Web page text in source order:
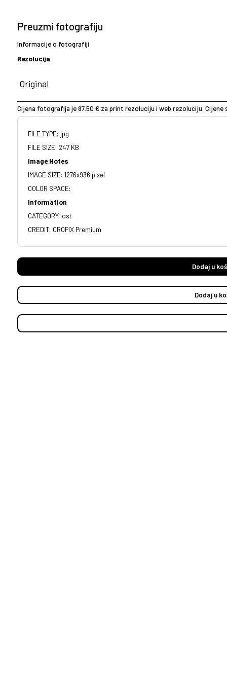
Preuzmi fotografiju
Informacije o fotografiji
Rezolucija
Cijena fotografija je 87.50 € za print rezoluciju i web rezoluciju. Cijene
FILE TYPE: jpg
FILE SIZE: 247 KB
Image Notes
IMAGE SIZE: 1276x936 pixel
COLOR SPACE:
Information
CATEGORY: ost
CREDIT: CROPIX Premium
Dodaj u
Dodaj u